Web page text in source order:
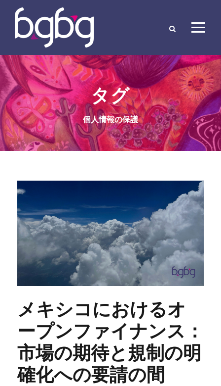
タグ
個人情報の保護
メキシコにおけるオ
ープンファイナンス：
市場の期待と規制の明
確化への要請の間